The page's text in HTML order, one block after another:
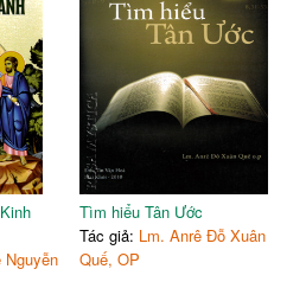
Nguyễn
Tìm hiểu Tân Ước
Tác giả: Lm. Anrê Đỗ Xuân
Quế, OP